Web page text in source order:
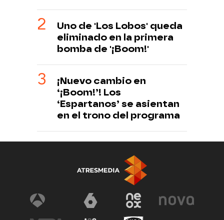
Uno de 'Los Lobos' queda
eliminado en la primera
bomba de '¡Boom!'
¡Nuevo cambio en
‘¡Boom!’! Los
‘Espartanos’ se asientan
en el trono del programa